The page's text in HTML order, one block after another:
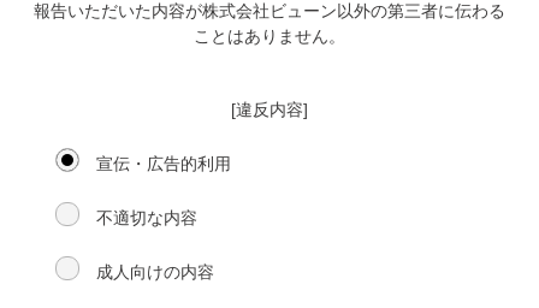
報告いただいた内容が株式会社ビューン以外の第三者に伝わる
ことはありません。
[違反内容]
宣伝・広告的利用
不適切な内容
成人向けの内容